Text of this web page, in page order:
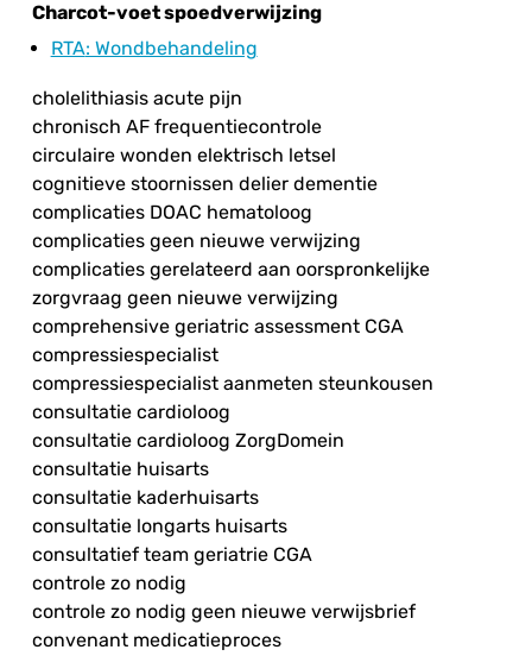
Charcot-voet spoedverwijzing
RTA: Wondbehandeling
cholelithiasis acute pijn
chronisch AF frequentiecontrole
circulaire wonden elektrisch letsel
cognitieve stoornissen delier dementie
complicaties DOAC hematoloog
complicaties geen nieuwe verwijzing
complicaties gerelateerd aan oorspronkelijke
zorgvraag geen nieuwe verwijzing
comprehensive geriatric assessment CGA
compressiespecialist
compressiespecialist aanmeten steunkousen
consultatie cardioloog
consultatie cardioloog ZorgDomein
consultatie huisarts
consultatie kaderhuisarts
consultatie longarts huisarts
consultatief team geriatrie CGA
controle zo nodig
controle zo nodig geen nieuwe verwijsbrief
convenant medicatieproces